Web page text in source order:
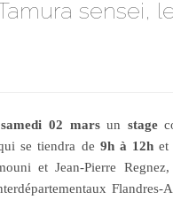
sensei,
samedi 02 marsun stage
se tiendra de 9h à 12h et
et Jean-Pierre
Flandres-